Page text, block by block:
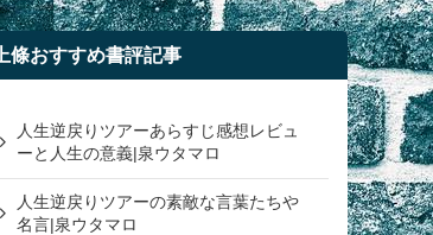
上條おすすめ書評記事
人生逆戻りツアーあらすじ感想レビュ
ーと人生の意義|泉ウタマロ
人生逆戻りツアーの素敵な言葉たちや
名言|泉ウタマロ